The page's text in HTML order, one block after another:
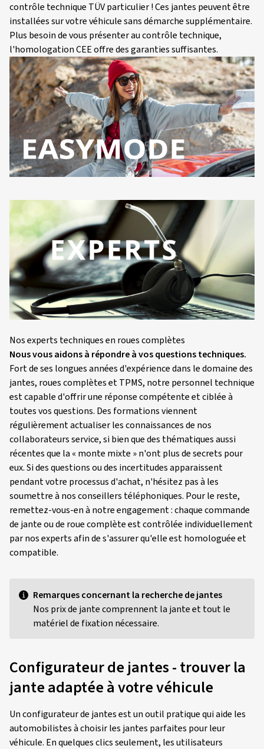
contrôle technique TÜV particulier ! Ces jantes peuvent être
installées sur votre véhicule sans démarche supplémentaire.
Plus besoin de vous présenter au contrôle technique,
l'homologation CEE offre des garanties suffisantes.
Nos experts techniques en roues complètes
Nous vous aidons à répondre à vos questions techniques.
Fort de ses longues années d'expérience dans le domaine des
jantes, roues complètes et TPMS, notre personnel technique
est capable d'offrir une réponse compétente et ciblée à
toutes vos questions. Des formations viennent
régulièrement actualiser les connaissances de nos
collaborateurs service, si bien que des thématiques aussi
récentes que la « monte mixte » n'ont plus de secrets pour
eux. Si des questions ou des incertitudes apparaissent
pendant votre processus d'achat, n'hésitez pas à les
soumettre à nos conseillers téléphoniques. Pour le reste,
remettez-vous-en à notre engagement : chaque commande
de jante ou de roue complète est contrôlée individuellement
par nos experts afin de s'assurer qu'elle est homologuée et
compatible.
Remarques concernant la recherche de jantes
Nos prix de jante comprennent la jante et tout le
matériel de fixation nécessaire.
Configurateur de jantes - trouver la
jante adaptée à votre véhicule
Un configurateur de jantes est un outil pratique qui aide les
automobilistes à choisir les jantes parfaites pour leur
véhicule. En quelques clics seulement, les utilisateurs